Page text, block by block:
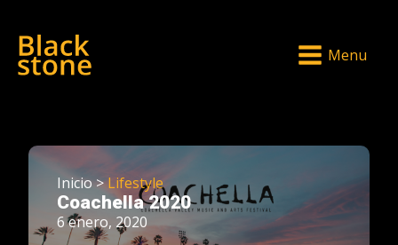
Menu
Inicio >Lifestyle
Coachella 2020
6 enero, 2020